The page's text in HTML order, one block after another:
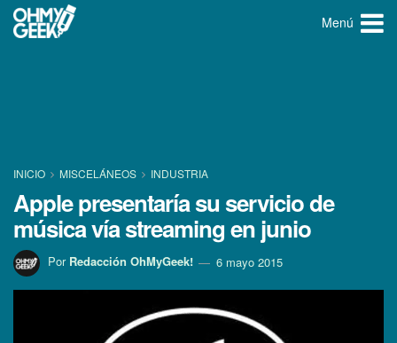
Menú
INICIO MISCELÁNEOS INDUSTRIA
Apple presentarí­a su servicio de
música ví­a streaming en junio
Por Redacción OhMyGeek! 6 mayo 2015